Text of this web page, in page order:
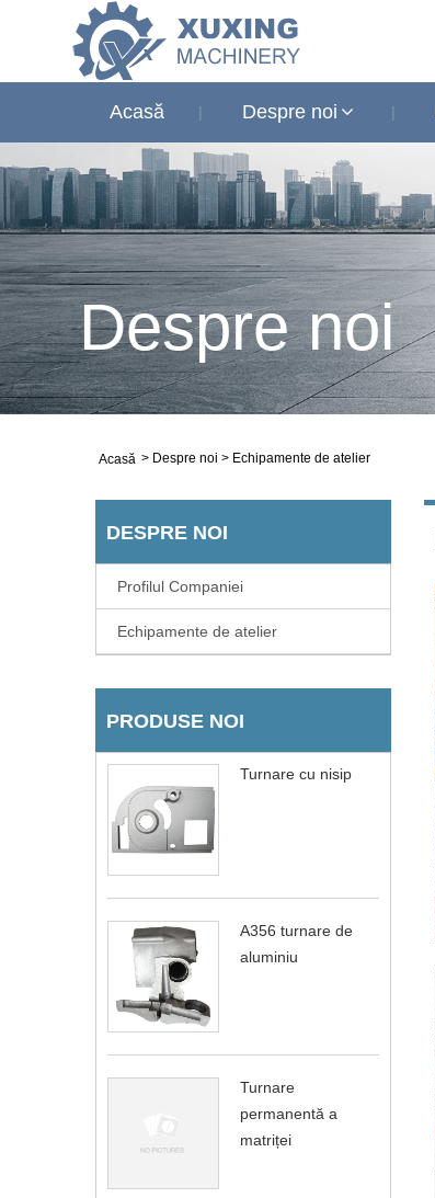
Acasă Despre noi
Despre noi
Acasă > Despre noi > Echipamente de atelier
DESPRE NOI
Profilul Companiei
Echipamente de atelier
PRODUSE NOI
Turnare cu nisip
A356 turnare de
aluminiu
Turnare
permanentă a
matriței